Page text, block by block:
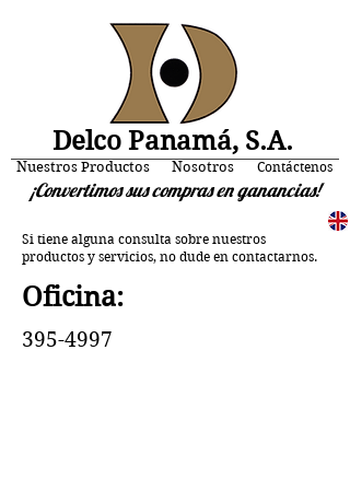
Delco Panamá, S.A.
Contáctenos
Nuestros Productos Nosotros
¡Convertimos sus compras en ganancias!
Si tiene alguna consulta sobre nuestros
productos y servicios, no dude en contactarnos.
Oficina:
395-4997